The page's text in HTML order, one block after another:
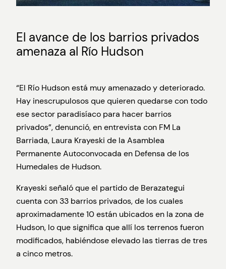
El avance de los barrios privados
amenaza al Río Hudson
“El Río Hudson está muy amenazado y deteriorado.
Hay inescrupulosos que quieren quedarse con todo
ese sector paradisíaco para hacer barrios
privados”, denunció, en entrevista con FM La
Barriada, Laura Krayeski de la Asamblea
Permanente Autoconvocada en Defensa de los
Humedales de Hudson.
Krayeski señaló que el partido de Berazategui
cuenta con 33 barrios privados, de los cuales
aproximadamente 10 están ubicados en la zona de
Hudson, lo que significa que allí los terrenos fueron
modificados, habiéndose elevado las tierras de tres
a cinco metros.